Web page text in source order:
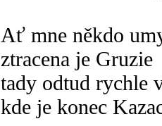
Ať mne někdo
ztracena je Gruzie
tady odtud rychle
kde je konec